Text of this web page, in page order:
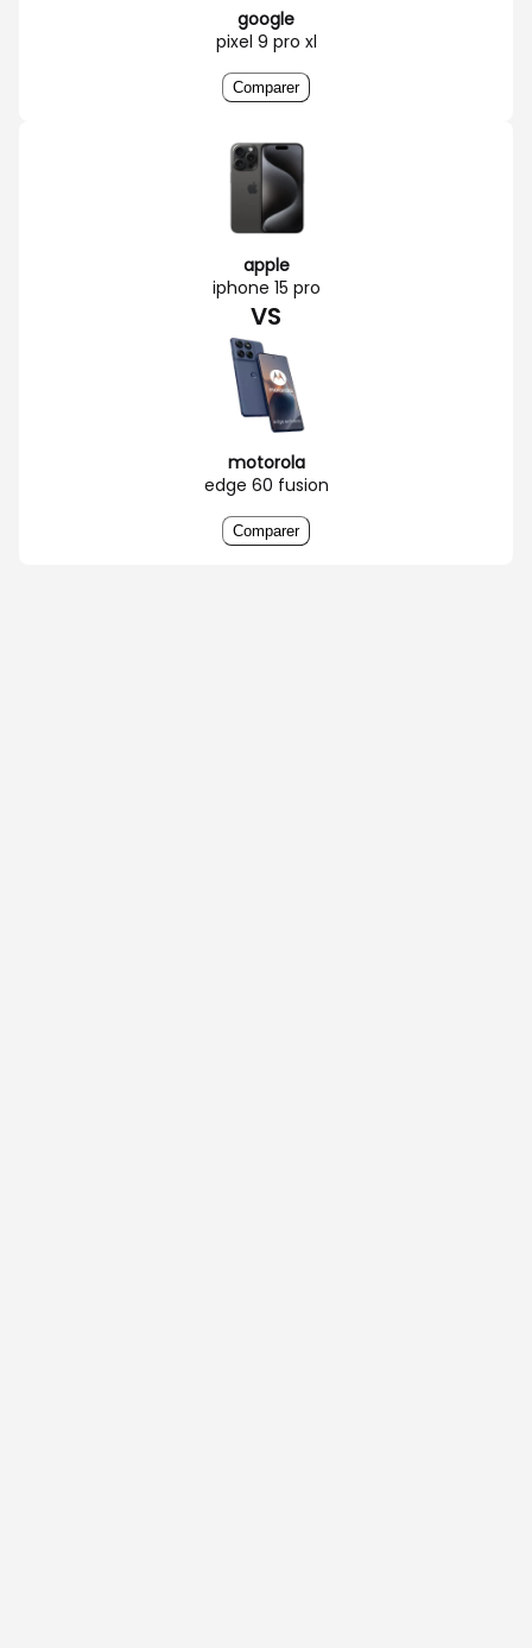
google
pixel 9 pro xl
Comparer
apple
iphone 15 pro
VS
motorola
edge 60 fusion
Comparer